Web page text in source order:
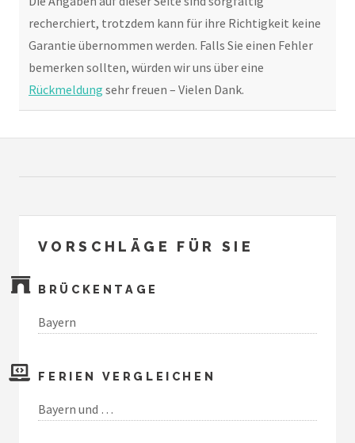
recherchiert, trotzdem kann für ihre Richtigkeit keine
Garantie übernommen werden. Falls Sie einen Fehler
bemerken sollten, würden wir uns über eine
Rückmeldung sehr freuen – Vielen Dank.
VORSCHLÄGE FÜR SIE
BRÜCKENTAGE
Bayern
FERIEN VERGLEICHEN
Bayern und …